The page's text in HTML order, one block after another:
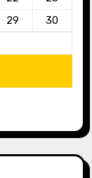
29
30